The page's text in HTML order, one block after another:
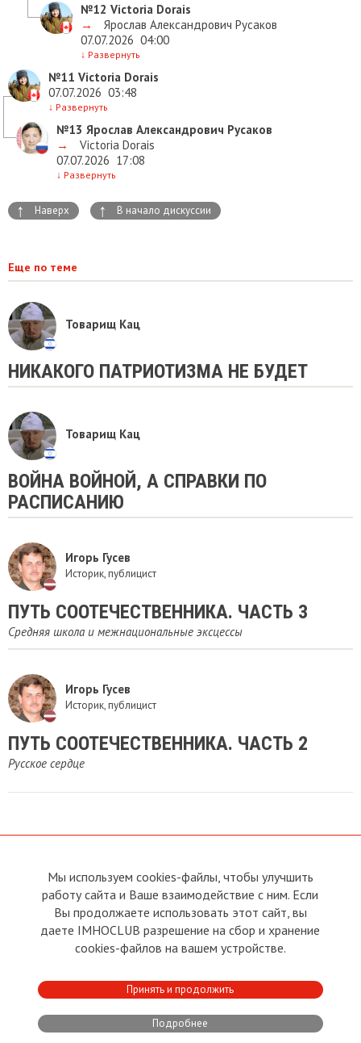
№12 Victoria Dorais
→
Ярослав Александрович Русаков
07.07.2026 04:00
↓ Развернуть
№11 Victoria Dorais
07.07.2026 03:48
↓ Развернуть
№13 Ярослав Александрович Русаков
→
Victoria Dorais
07.07.2026 17:08
↓ Развернуть
↑ Наверх ↑ В начало дискуссии
Еще по теме
Товарищ Кац
НИКАКОГО ПАТРИОТИЗМА НЕ БУДЕТ
Товарищ Кац
ВОЙНА ВОЙНОЙ, А СПРАВКИ ПО
РАСПИСАНИЮ
Игорь Гусев
Историк, публицист
ПУТЬ СООТЕЧЕСТВЕННИКА. ЧАСТЬ 3
Средняя школа и межнациональные эксцессы
Игорь Гусев
Историк, публицист
ПУТЬ СООТЕЧЕСТВЕННИКА. ЧАСТЬ 2
Русское сердце
О сайте
Условия пользования
Политика конфиденциальности
Прямая связь с
Председателем
Прямая связь c членами клуба
Реклама
Контакты
Developed by:CRA
Club
Мы используем cookies-файлы, чтобы улучшить
работу сайта и Ваше взаимодействие с ним. Если
Вы продолжаете использовать этот сайт, вы
даете IMHOCLUB разрешение на сбор и хранение
cookies-файлов на вашем устройстве.
Принять и продолжить
Подробнее